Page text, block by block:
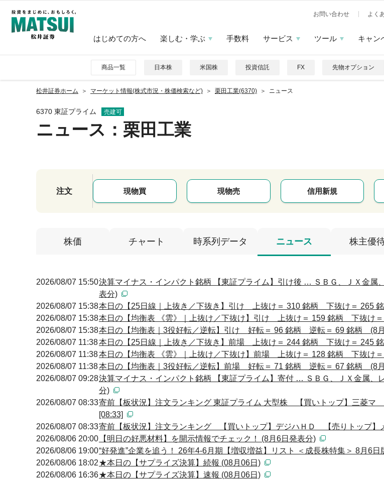
お問い合わせ よく
はじめての方へ 楽しむ・学ぶ 手数料 サービス ツール キャン
商品一覧 日本株 米国株 投資信託 FX 先物オプション
松井証券ホーム マーケット情報(株式市況・株価検索など) 栗田工業(6370) ニュース
6370 東証プライム 売建可
ニュース ：栗田工業
注文 現物買 現物売 信用新規
株価 チャート 時系列データ ニュース 株主優
2026/08/07 15:50決算マイナス・インパクト銘柄 【東証プライム】引け後 … ＳＢＧ、ＪＸ金
表分)
2026/08/07 15:38本日の【25日線｜上抜き／下抜き】引け 上抜け＝ 310 銘柄 下抜け＝ 265
2026/08/07 15:38本日の【均衡表 《雲》｜上抜け／下抜け】引け 上抜け＝ 159 銘柄 下抜け
2026/08/07 15:38本日の【均衡表｜3役好転／逆転】引け 好転＝ 96 銘柄 逆転＝ 69 銘柄 (8
2026/08/07 11:38本日の【25日線｜上抜き／下抜き】前場 上抜け＝ 244 銘柄 下抜け＝ 245
2026/08/07 11:38本日の【均衡表 《雲》｜上抜け／下抜け】前場 上抜け＝ 128 銘柄 下抜け
2026/08/07 11:38本日の【均衡表｜3役好転／逆転】前場 好転＝ 71 銘柄 逆転＝ 67 銘柄 (8
2026/08/07 09:28決算マイナス・インパクト銘柄 【東証プライム】寄付 … ＳＢＧ、ＪＸ金属
分)
2026/08/07 08:33寄前【板状況】注文ランキング 東証プライム 大型株 【買いトップ】三菱マ
[08:33]
2026/08/07 08:33寄前【板状況】注文ランキング 【買いトップ】デジハＨＤ 【売りトップ】
2026/08/06 20:00 【明日の好悪材料】を開示情報でチェック！ (8月6日発表分)
2026/08/06 19:00“好発進”企業を追う！ 26年4-6月期【増収増益】リスト ＜成長株特集＞ 8月6日
2026/08/06 18:02★本日の【サプライズ決算】続報 (08月06日)
2026/08/06 16:36★本日の【サプライズ決算】速報 (08月06日)